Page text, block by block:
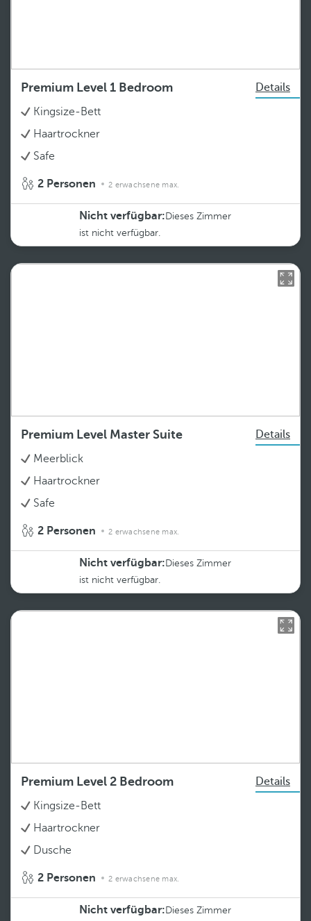
Premium Level 1 Bedroom
Details
Kingsize-Bett
Haartrockner
Safe
2 Personen 2 erwachsene max.
Nicht verfügbar: Dieses Zimmer
ist nicht verfügbar.
Premium Level Master Suite
Details
Meerblick
Haartrockner
Safe
2 Personen 2 erwachsene max.
Nicht verfügbar: Dieses Zimmer
ist nicht verfügbar.
Premium Level 2 Bedroom
Details
Kingsize-Bett
Haartrockner
Dusche
2 Personen 2 erwachsene max.
Nicht verfügbar: Dieses Zimmer